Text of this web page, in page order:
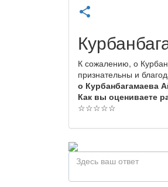
share
К сожалению, о
признательны и
о Курбанбагамаева
Как вы оцениваете
☆☆☆☆☆